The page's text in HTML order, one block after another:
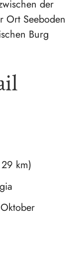
der
Ort Seeboden
Burg
km)